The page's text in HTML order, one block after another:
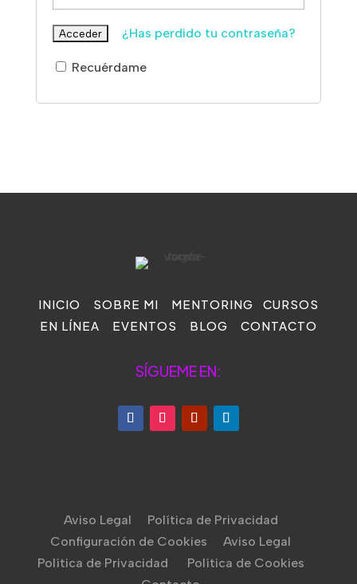
¿Has perdido tu contraseña?
Recuérdame
INICIO SOBRE MI MENTORING
CURSOS
EN LÍNEA
EVENTOS BLOG CONTACTO
SÍGUEME EN:
Aviso Legal
Política de Privacidad
Configuración de Cookies
Aviso Legal
Política de Privacidad
Política de Cookies